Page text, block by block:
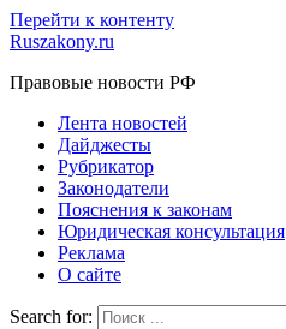
Перейти к контенту
Ruszakony.ru
Правовые новости РФ
Лента новостей
Дайджесты
Рубрикатор
Законодатели
Пояснения к законам
Юридическая консультация
Реклама
О сайте
Search for: